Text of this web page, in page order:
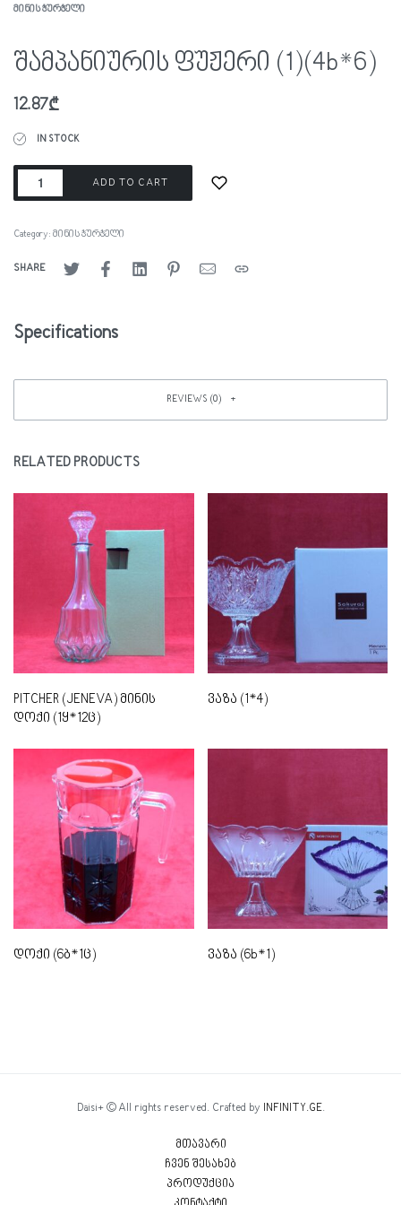
ᲛᲘᲜᲘᲡ ᲭᲣᲠᲭᲔᲚᲘ
შამპანიურის ფუჟერი (1)(4b*6)
12.87₾
IN STOCK
ADD TO CART
Category: მინის ჭურჭელი
SHARE
Specifications
REVIEWS (0)
RELATED PRODUCTS
PITCHER (JENEVA) მინის
დოქი (1ყ*12ც)
ვაზა (1*4)
დოქი (6ბ*1ც) ვაზა (6b*1)
Daisi+ © All rights reserved. Crafted by INFINITY.GE.
მთავარი
ჩვენ შესახებ
პროდუქცია